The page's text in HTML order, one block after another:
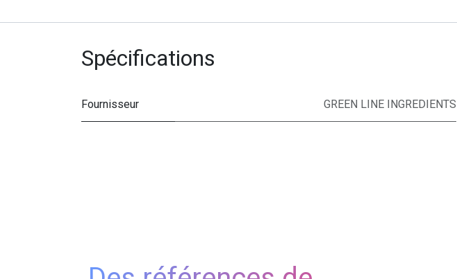
Spécifications
Fournisseur GREEN LINE INGREDIENTS